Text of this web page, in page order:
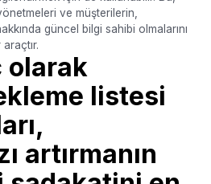
ve müşterilerin,
güncel bilgi sahibi olmalarını
olarak
listesi
artırmanın